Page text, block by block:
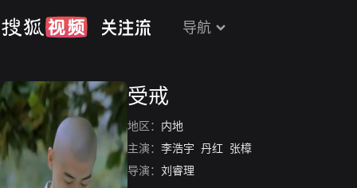
导航
受戒
地区： 内地
主演： 李浩宇 丹红
张樟
导演： 刘睿理